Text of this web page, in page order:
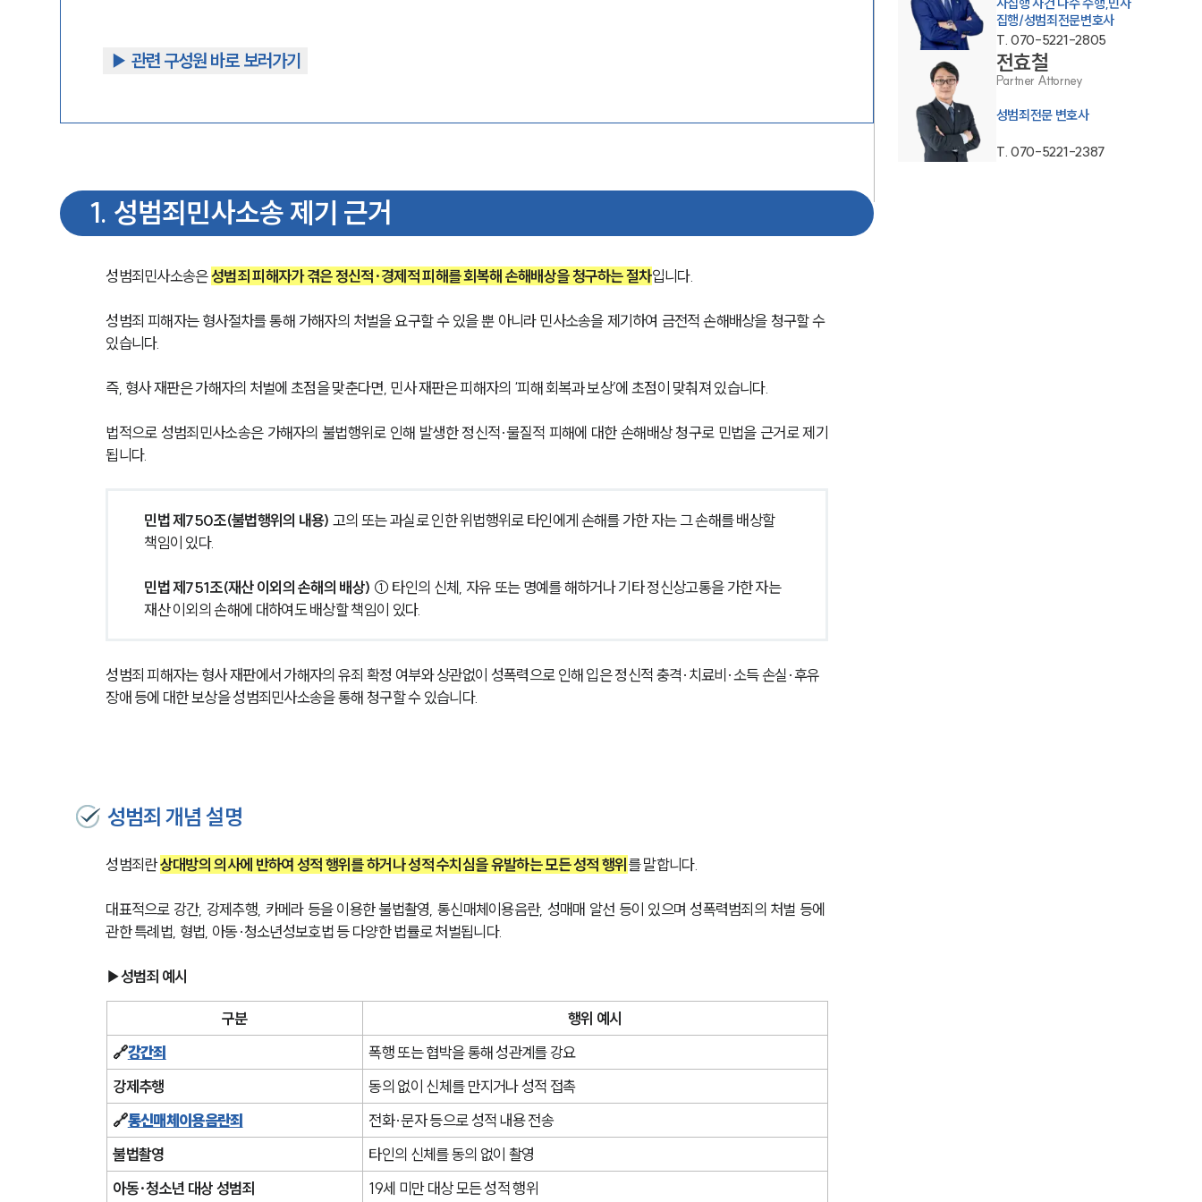
▶︎ 관련 구성원 바로 보러가기
1. 성범죄민사소송 제기 근거
성범죄민사소송은 성범죄 피해자가 겪은 정신적·경제적 피해를 회복해 손해배상을 청구하는 절차입니다.
성범죄 피해자는 형사절차를 통해 가해자의 처벌을 요구할 수 있을 뿐 아니라 민사소송을 제기하여 금전적 손해배상을 청구할 수
있습니다.
즉, 형사 재판은 가해자의 처벌에 초점을 맞춘다면, 민사 재판은 피해자의 ‘피해 회복과 보상’에 초점이 맞춰져 있습니다.
법적으로 성범죄민사소송은 가해자의 불법행위로 인해 발생한 정신적·물질적 피해에 대한 손해배상 청구로 민법을 근거로 제기
됩니다.
민법 제750조(불법행위의 내용) 고의 또는 과실로 인한 위법행위로 타인에게 손해를 가한 자는 그 손해를 배상할
책임이 있다.
민법 제751조(재산 이외의 손해의 배상) ① 타인의 신체, 자유 또는 명예를 해하거나 기타 정신상고통을 가한 자는
재산 이외의 손해에 대하여도 배상할 책임이 있다.
성범죄 피해자는 형사 재판에서 가해자의 유죄 확정 여부와 상관없이 성폭력으로 인해 입은 정신적 충격·치료비·소득 손실·후유
장애 등에 대한 보상을 성범죄민사소송을 통해 청구할 수 있습니다.
성범죄 개념 설명
성범죄란 상대방의 의사에 반하여 성적 행위를 하거나 성적 수치심을 유발하는 모든 성적 행위를 말합니다.
대표적으로 강간, 강제추행, 카메라 등을 이용한 불법촬영, 통신매체이용음란, 성매매 알선 등이 있으며 성폭력범죄의 처벌 등에
관한 특례법, 형법, 아동·청소년성보호법 등 다양한 법률로 처벌됩니다.
▶성범죄 예시
구분
행위 예시
🔗강간죄
폭행 또는 협박을 통해 성관계를 강요
강제추행
동의 없이 신체를 만지거나 성적 접촉
🔗통신매체이용음란죄
전화·문자 등으로 성적 내용 전송
불법촬영
타인의 신체를 동의 없이 촬영
아동·청소년 대상 성범죄
19세 미만 대상 모든 성적 행위
집행/성범죄전문변호사
T. 070-5221-2805
전효철
Partner Attorney
성범죄전문 변호사
T. 070-5221-2387